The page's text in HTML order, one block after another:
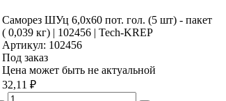
Саморез ШУц 6,0х60 пот. гол. (5 шт) - пакет
( 0,039 кг) | 102456 | Tech-KREP
Артикул: 102456
Под заказ
Цена может быть не актуальной
32,11 ₽